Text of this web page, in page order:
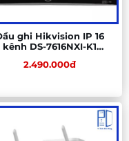
ghi Hikvision IP 16
kênh DS-7616NXI-K1
2.490.000đ